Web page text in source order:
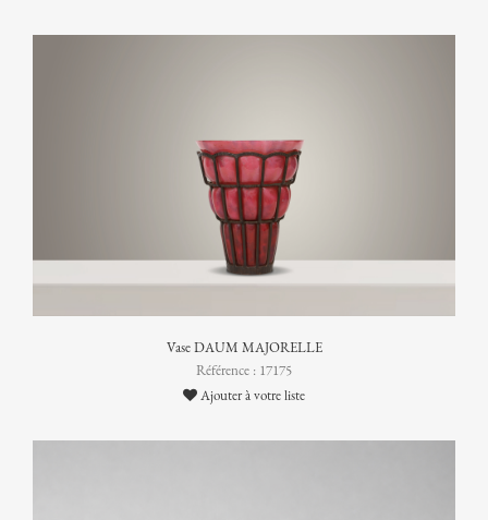
Vase DAUM MAJORELLE
Référence : 17175
Ajouter à votre liste